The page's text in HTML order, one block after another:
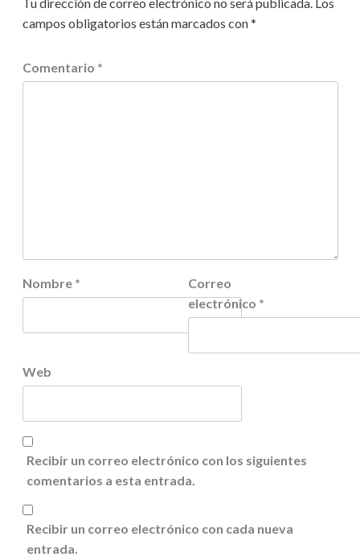
campos obligatorios están marcados con*
Comentario *
Nombre *
Correo
electrónico *
Web
Recibir un correo electrónico con los siguientes
comentarios a esta entrada.
Recibir un correo electrónico con cada nueva
entrada.